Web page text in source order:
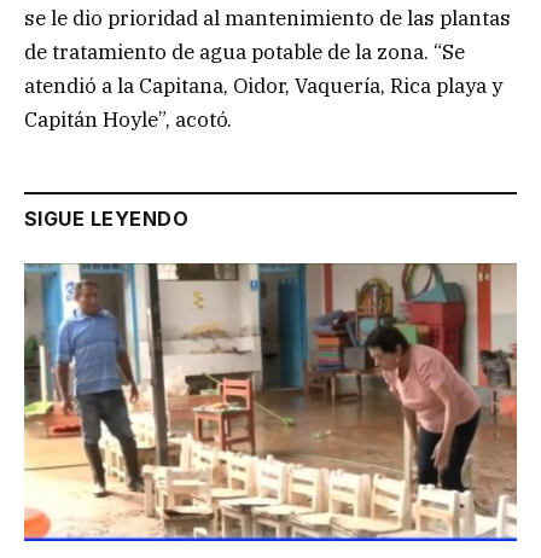
se le dio prioridad al mantenimiento de las plantas
de tratamiento de agua potable de la zona. “Se
atendió a la Capitana, Oidor, Vaquería, Rica playa y
Capitán Hoyle”, acotó.
SIGUE LEYENDO